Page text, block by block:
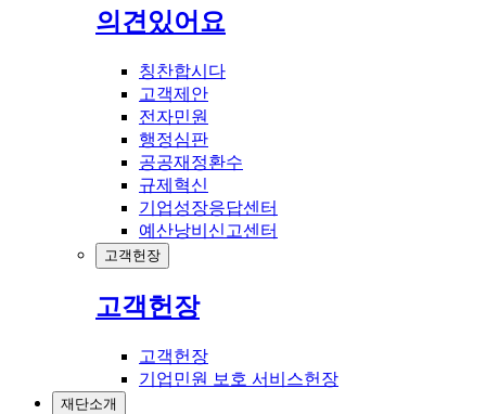
의견있어요
칭찬합시다
고객제안
전자민원
행정심판
공공재정환수
규제혁신
기업성장응답센터
예산낭비신고센터
고객헌장
고객헌장
고객헌장
기업민원 보호 서비스헌장
재단소개